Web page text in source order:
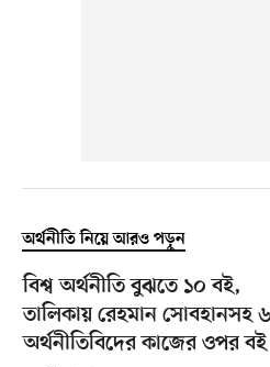
অর্থনীতি নিয়ে আরও পড়ুন
বিশ্ব অর্থনীতি বুঝতে ১০ বই,
তালিকায় রেহমান সোবহানসহ ৬
অর্থনীতিবিদের কাজের ওপর বই